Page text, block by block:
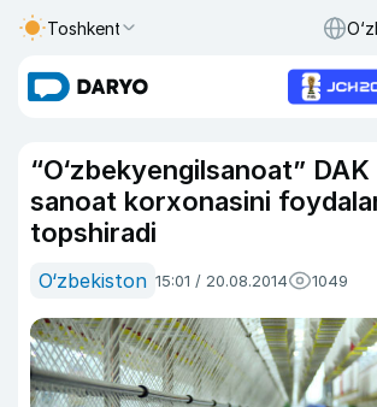
Toshkent
“O‘zbekyengilsanoat”
sanoat korxonasini
topshiradi
O‘zbekiston 15:01 / 20.08.2014 1049